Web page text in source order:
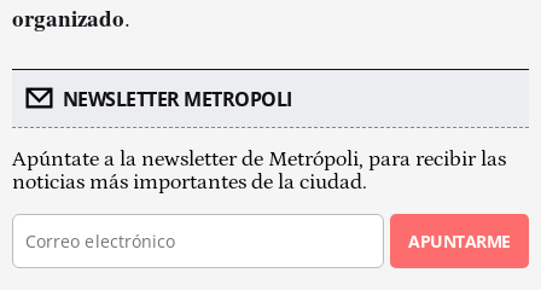
organizado.
NEWSLETTER METROPOLI
Apúntate a la newsletter de Metrópoli, para recibir las
noticias más importantes de la ciudad.
APUNTARME